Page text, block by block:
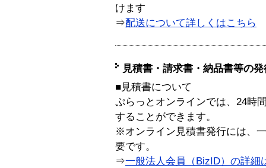
けます
⇒配送について詳しくはこちら
見積書・請求書・納品書等の
■見積書について
ぷらっとオンラインでは、24時
することができます。
※オンライン見積書発行には、
要です。
⇒一般法人会員（BizID）の詳細